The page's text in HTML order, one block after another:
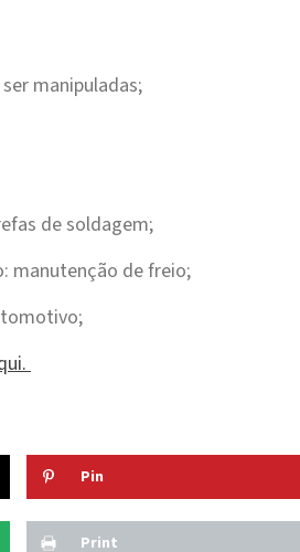
manipuladas;
de soldagem;
manutenção de freio;
Pin
Print